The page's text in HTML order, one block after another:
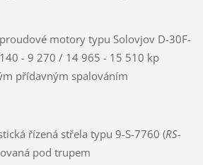
motory typu Solovjov D-30F-
- 9 270 / 14 965 - 15 510 kp
přídavným spalováním
řízená střela typu 9-S-7760 (RS-
pod trupem